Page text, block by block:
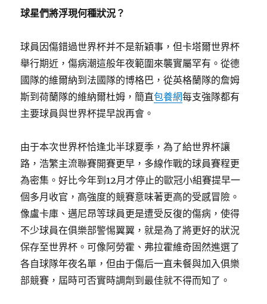
球星們將浮現何種狀況？
球員因傷錯過世界杯并不是新穎事，但卡塔爾世界杯
舉行期近，傷病潮這般年夜範圍來襲實屬罕有。從德
國隊的維爾納到法國隊的博格巴，從英格蘭隊的詹姆
斯到荷蘭隊的維納爾杜姆，簡直包養網每支強隊都有
主要球員與世界杯提早說再會。
由于本次世界杯恰逢北半球夏季，為了給世界杯讓
路，浩繁主流聯賽開賽更早，多線作戰的球員賽程更
為密集。好比今年到12月才停止的歐冠小組賽提早一
個多月收官，高強度的競賽意味著更高的受感冒險。
像盧卡庫、邁尼昂等球員更是遭受反復的傷病，使得
不少球員在俱樂部警惕翼翼，就是為了將更好的狀況
保存至世界杯。可像阿勞霍、弗拉霍維奇固然進選了
各自球隊年夜名單，但由于傷后一直未餐與加入俱樂
部競賽，屆時可否實時調劑到最佳就不得而知了。